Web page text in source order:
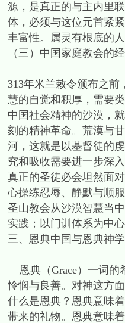
源，是真正的与主内里
体，必须与这位元首紧
丰富性。属灵有根底的
（三）中国家庭教会的
313年米兰敕令颁布之
慧的自觉和积厚，需要
中国社会精神的沙漠，
刻的精神革命。荒漠与
河，这就是以基督徒的
究和吸收需要进一步深
真正的圣徒必会坦然面
心操练忍辱、静默与顺
圣山教会从沙漠智慧当
实践；以门训体系为中
三、恩典中国与恩典神学
恩典（Grace）一词的
怜悯与良善。对神这方
什么是恩典？恩典意味
带来的礼物。恩典意味